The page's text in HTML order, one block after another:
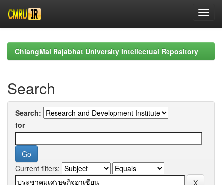
navigationChiangMai Rajabhat University Intellectual Repository
Search
Search:
for
Current filters: